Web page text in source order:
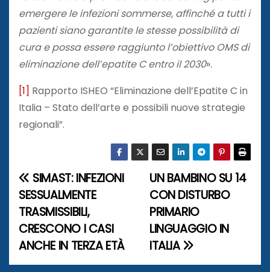
emergere le infezioni sommerse, affinché a tutti i
pazienti siano garantite le stesse possibilità di
cura e possa essere raggiunto l’obiettivo OMS di
eliminazione dell’epatite C entro il 2030».
[1] Rapporto ISHEO “Eliminazione dell’Epatite C in
Italia – Stato dell’arte e possibili nuove strategie
regionali”.
N
a
v
i
UN BAMBINO SU 14
CON DISTURBO
PRIMARIO
LINGUAGGIO IN
ITALIA
SIMAST: INFEZIONI
SESSUALMENTE
TRASMISSIBILI,
CRESCONO I CASI
ANCHE IN TERZA ETÀ